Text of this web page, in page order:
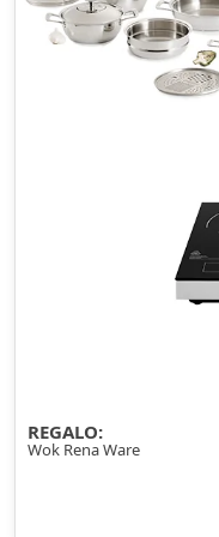
REGALO:
Wok Rena Ware